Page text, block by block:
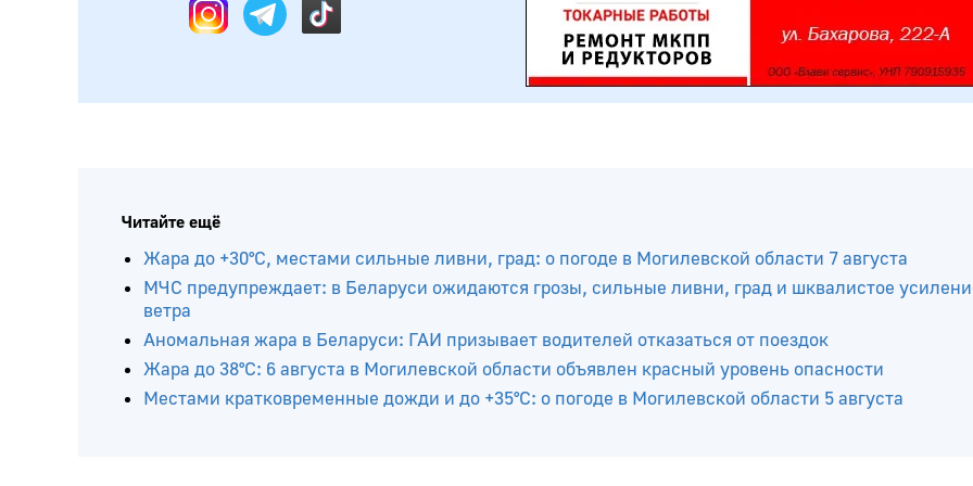
Читайте ещё
Жара до +30°С, местами сильные ливни, град: о погоде в Могилевской области 7 августа
МЧС предупреждает: в Беларуси ожидаются грозы, сильные ливни, град и шквалистое
ветра
Аномальная жара в Беларуси: ГАИ призывает водителей отказаться от поездок
Жара до 38°С: 6 августа в Могилевской области объявлен красный уровень опасности
Местами кратковременные дожди и до +35°С: о погоде в Могилевской области 5 августа